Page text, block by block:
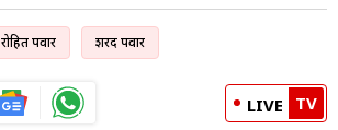
रोहित पवार शरद पवार
LIVE TV